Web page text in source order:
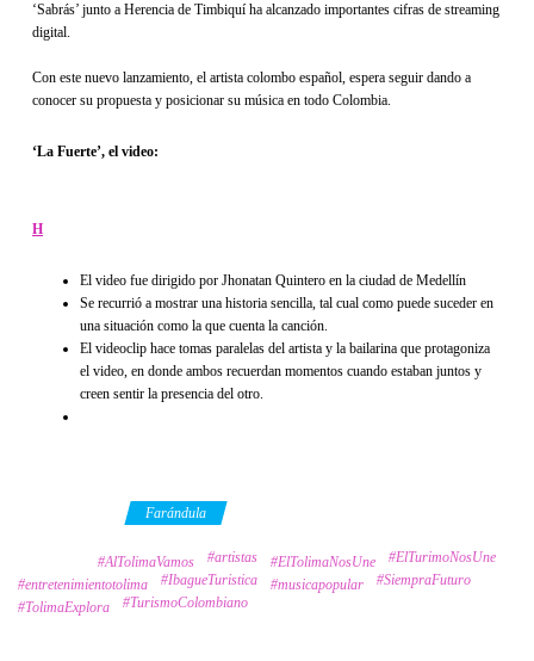
‘Sabrás’ junto a Herencia de Timbiquí ha alcanzado importantes cifras de streaming
digital.
Con este nuevo lanzamiento, el artista colombo español, espera seguir dando a
conocer su propuesta y posicionar su música en todo Colombia.
‘La Fuerte’, el video:
H
El video fue dirigido por Jhonatan Quintero en la ciudad de Medellín
Se recurrió a mostrar una historia sencilla, tal cual como puede suceder en
una situación como la que cuenta la canción.
El videoclip hace tomas paralelas del artista y la bailarina que protagoniza
el video, en donde ambos recuerdan momentos cuando estaban juntos y
creen sentir la presencia del otro.
Farándula
#AlTolimaVamos #artistas #ElTolimaNosUne
#ElTurimoNosUne
#entretenimientotolima
#IbagueTuristica #musicapopular
#SiempraFuturo
#TolimaExplora
#TurismoColombiano